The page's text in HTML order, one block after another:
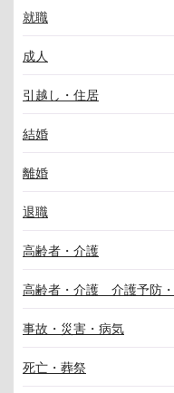
就職
成人
引越し・住居
結婚
離婚
退職
高齢者・介護
高齢者・介護 介護予防
事故・災害・病気
死亡・葬祭